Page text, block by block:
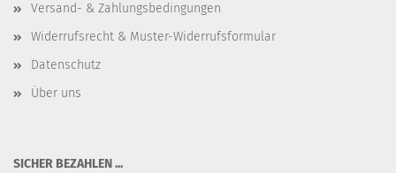
Versand- & Zahlungsbedingungen
Widerrufsrecht & Muster-Widerrufsformular
Datenschutz
Über uns
SICHER BEZAHLEN ...